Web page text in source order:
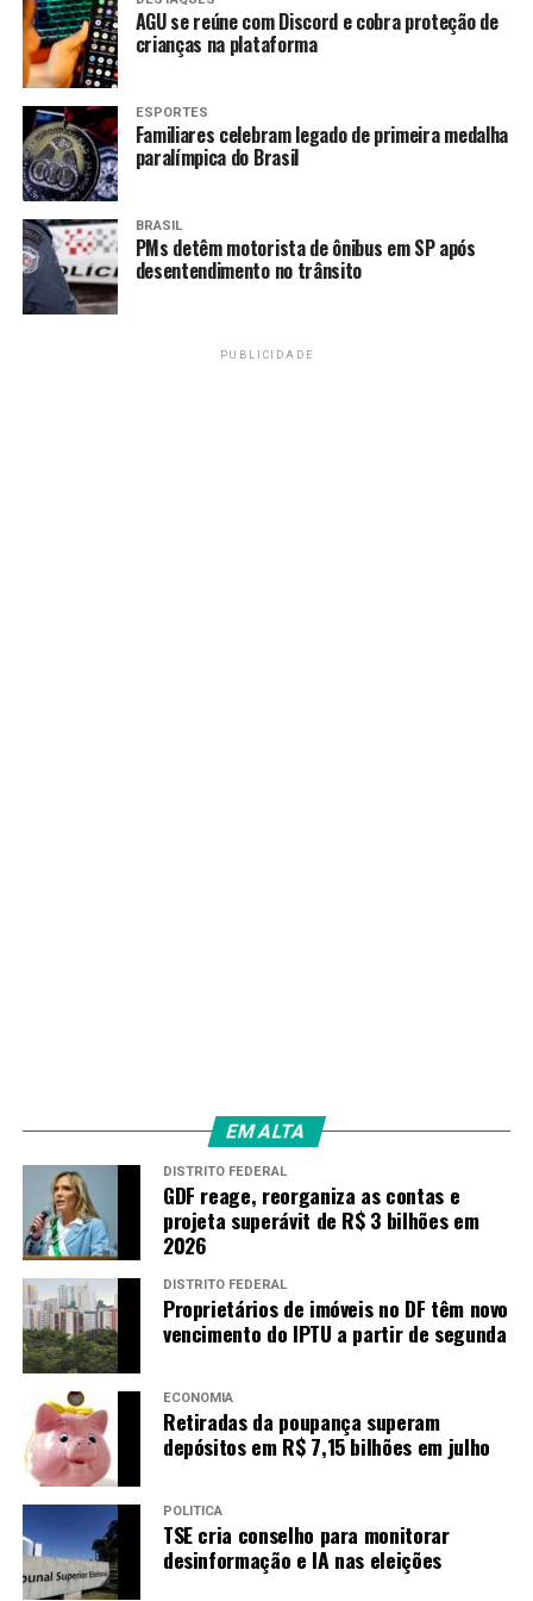
TAGS
RECENTES
Estreia hoje o programa Cidades e Condomínios em live
Amarildo Mota
AGU se reúne com Discord e cobra proteção de
crianças na plataforma
ESPORTES
Familiares celebram legado de primeira medalha
paralímpica do Brasil
BRASIL
PMs detêm motorista de ônibus em SP após
desentendimento no trânsito
PUBLICIDADE
EM ALTA
DISTRITO FEDERAL
GDF reage, reorganiza as contas e
projeta superávit de R$ 3 bilhões em
2026
DISTRITO FEDERAL
Proprietários de imóveis no DF têm novo
vencimento do IPTU a partir de segunda
ECONOMIA
Retiradas da poupança superam
depósitos em R$ 7,15 bilhões em julho
POLÍTICA
TSE cria conselho para monitorar
desinformação e IA nas eleições